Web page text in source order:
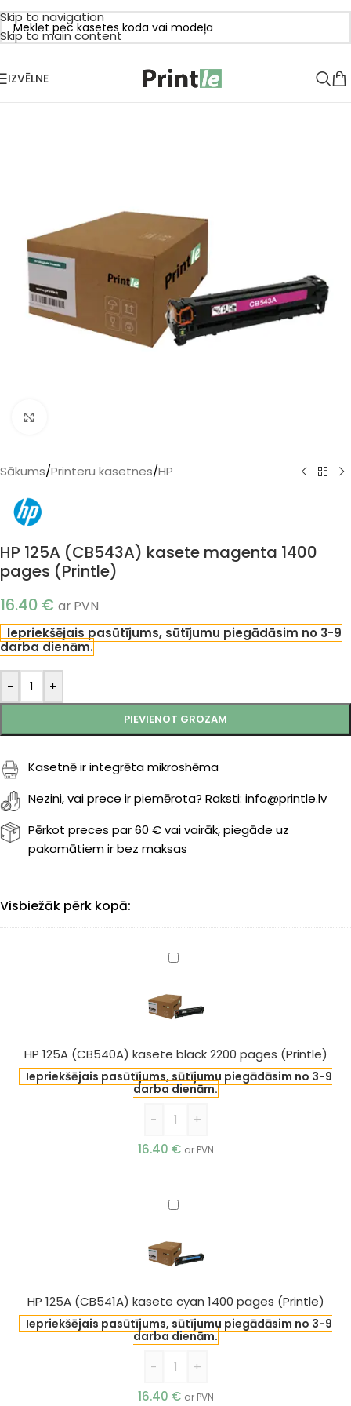
Skip to navigation
Skip to main content
IZVĒLNE
Sākums/Printeru kasetnes/HP
HP 125A (CB543A) kasete magenta 1400
pages (Printle)
16.40 € ar PVN
Iepriekšējais pasūtījums, sūtījumu piegādāsim no 3-9
darba dienām.
- +
PIEVIENOT GROZAM
Kasetnē ir integrēta mikroshēma
Nezini, vai prece ir piemērota? Raksti: info@printle.lv
Pērkot preces par 60 € vai vairāk, piegāde uz
pakomātiem ir bez maksas
Visbiežāk pērk kopā:
HP
(CB540A)
kasete
2200
pages
(Printle)
HP 125A (CB540A) kasete black 2200 pages (Printle)
Iepriekšējais pasūtījums, sūtījumu piegādāsim no 3-9
darba dienām.
-
+
16.40 € ar PVN
HP
(CB541A)
kasete
1400
pages
(Printle)
HP 125A (CB541A) kasete cyan 1400 pages (Printle)
Iepriekšējais pasūtījums, sūtījumu piegādāsim no 3-9
darba dienām.
-
+
16.40 € ar PVN